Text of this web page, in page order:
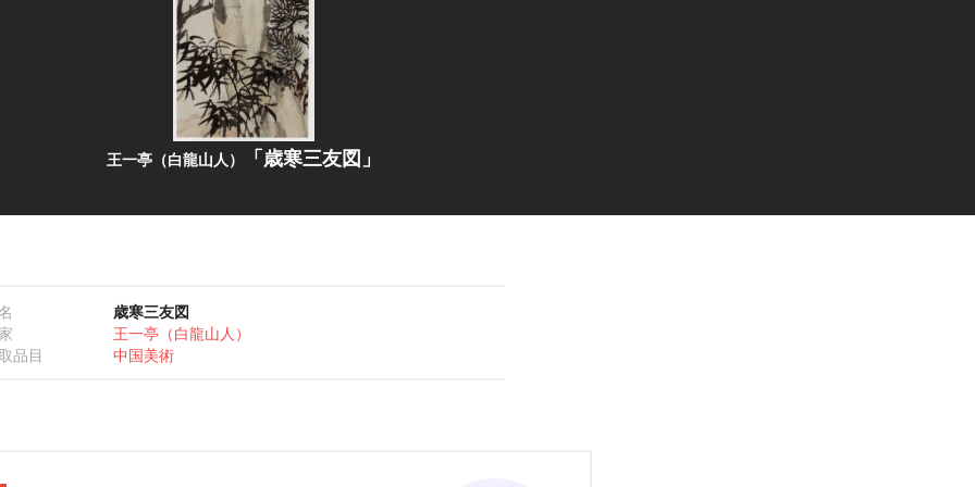
王一亭（白龍山人） 「歳寒三友図」
歳寒三友図
王一亭（白龍山人）
品目
中国美術